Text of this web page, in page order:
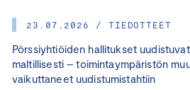
23.07.2026 / TIEDOTTEET
Pörssiyhtiöiden hallitukset
maltillisesti – toimintaympäristön
vaikuttaneet uudistumistahtiin